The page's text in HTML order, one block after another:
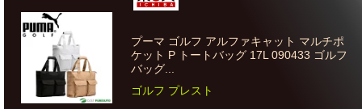
プーマ ゴルフ アルファキャット マルチポ
ケット P トートバッグ 17L 090433 ゴルフ
バッグ...
ゴルフ プレスト